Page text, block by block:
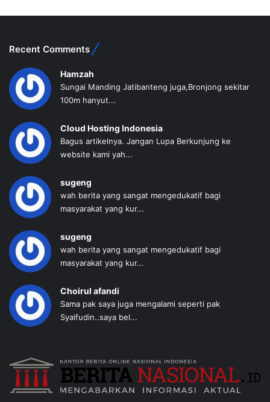
Recent Comments
Hamzah
Sungai Manding Jatibanteng juga,Bronjong sekitar
100m hanyut...
Cloud Hosting Indonesia
Bagus artikelnya. Jangan Lupa Berkunjung ke
website kami yah...
sugeng
wah berita yang sangat mengedukatif bagi
masyarakat yang kur...
sugeng
wah berita yang sangat mengedukatif bagi
masyarakat yang kur...
Choirul afandi
Sama pak saya juga mengalami seperti pak
Syaifudin..saya bel...